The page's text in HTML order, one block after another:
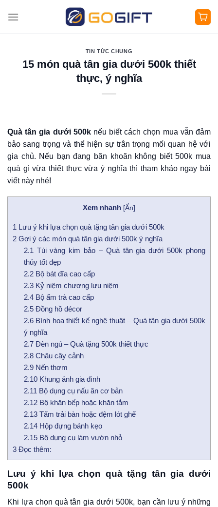
qua
TIN TỨC CHUNG
15 món quà tân gia dưới 500k thiết
thực, ý nghĩa
Quà tân gia dưới 500knếu biết cách chọn mua vẫn đảm
bảo sang trọng và thể hiện sự trân trọng mối quan hệ với
gia chủ. Nếu bạn đang băn khoăn không biết 500k mua
quà gì vừa thiết thực vừa ý nghĩa thì tham khảo ngay bài
viết này nhé!
Xem nhanh [Ẩn]
1 Lưu ý khi lựa chọn quà tặng tân gia dưới 500k
2 Gợi ý các món quà tân gia dưới 500k ý nghĩa
2.1 Túi vàng kim bảo – Quà tân gia dưới 500k phong
thủy tốt đẹp
2.2Bộ bát đĩa cao cấp
2.3Kỷ niệm chương lưu niệm
2.4Bộ ấm trà cao cấp
2.5Đồng hồ décor
2.6Bình hoa thiết kế nghệ thuật – Quà tân gia dưới 500k
ý nghĩa
2.7Đèn ngủ – Quà tặng 500k thiết thực
2.8Chậu cây cảnh
2.9Nến thơm
2.10Khung ảnh gia đình
2.11 Bộ dụng cụ nấu ăn cơ bản
2.12Bộ khăn bếp hoặc khăn tắm
2.13Tấm trải bàn hoặc đệm lót ghế
2.14Hộp đựng bánh kẹo
2.15Bộ dụng cụ làm vườn nhỏ
3 Đọc thêm:
Lưu ý khi lựa chọn quà tặng tân gia dưới
500k
Khi lựa chọn quà tân gia dưới 500k, bạn cần lưu ý những